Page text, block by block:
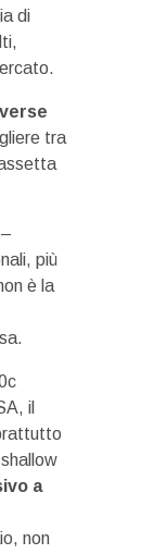
di
tra
più
è la
il
a
non